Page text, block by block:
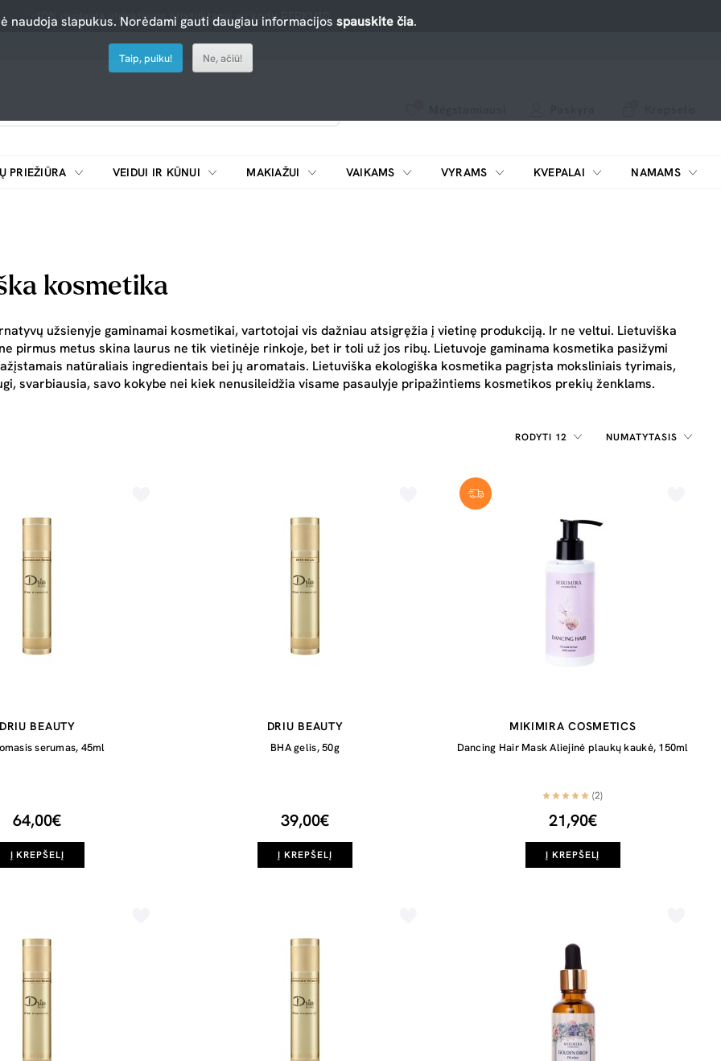
-10% nuolaida atrinktiems produktams su kodu PERKU10
PRIEŽIŪRA VEIDUI IR KŪNUI MAKIAŽUI VAIKAMS VYRAMS KVEPALAI NAMAMS
kosmetika
užsienyje gaminamai kosmetikai, vartotojai vis dažniau atsigręžia į vietinę produkciją. Ir ne veltui. Lietuviška
pirmus metus skina laurus ne tik vietinėje rinkoje, bet ir toli už jos ribų. Lietuvoje gaminama kosmetika pasižymi
natūraliais ingredientais bei jų aromatais. Lietuviška ekologiška kosmetika pagrįsta moksliniais tyrimais,
svarbiausia, savo kokybe nei kiek nenusileidžia visame pasaulyje pripažintiems kosmetikos prekių ženklams.
RODYTI 12 NUMATYTASIS
DRIU BEAUTY
serumas, 45ml
64,00€
Į KREPŠELĮ
DRIU BEAUTY
BHA gelis, 50g
39,00€
Į KREPŠELĮ
MIKIMIRA COSMETICS
Dancing Hair Mask Aliejinė plaukų kaukė, 150ml
(2)
21,90€
Į KREPŠELĮ
naudoja slapukus. Norėdami gauti daugiau informacijos spauskite čia.
Taip, puiku! Ne, ačiū!